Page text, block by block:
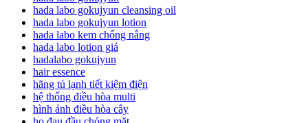
hada labo gokujyun cleansing oil
hada labo gokujyun lotion
hada labo kem chống nắng
hada labo lotion giá
hadalabo gokujyun
hair essence
hãng tủ lạnh tiết kiệm điện
hệ thống điều hòa multi
hình ảnh điều hòa cây